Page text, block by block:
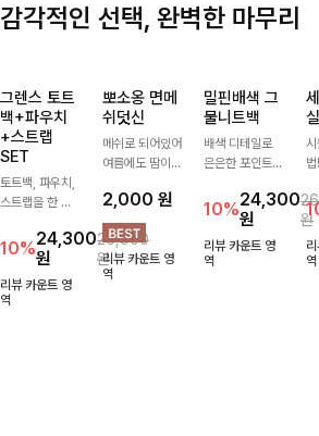
감각적인 선택, 완벽한 마무리
그렌스 토트
백+파우치
+스트랩
SET
토트백, 파우치,
스트랩을 한 번
ITEM활용도 높
게 어디에든 다
양하게 즐겨주세
요 ;)
10%24,300
원
26,900
원
리뷰 카운트 영
역
뽀소옹 면메
쉬덧신
메쉬로 되어있어
여름에도 땀이
음도 당당해지세
요:-)
2,000 원
리뷰 카운트 영
역
밀핀배색 그
물니트백
배색 디테일로
은은한 포인트를
백 🤍 가볍고 내
추럴한 무드로
썸머 시즌 데일
리하게 들기 좋
10%24,300
원
원
리뷰 카운트 영
역
착
는
역